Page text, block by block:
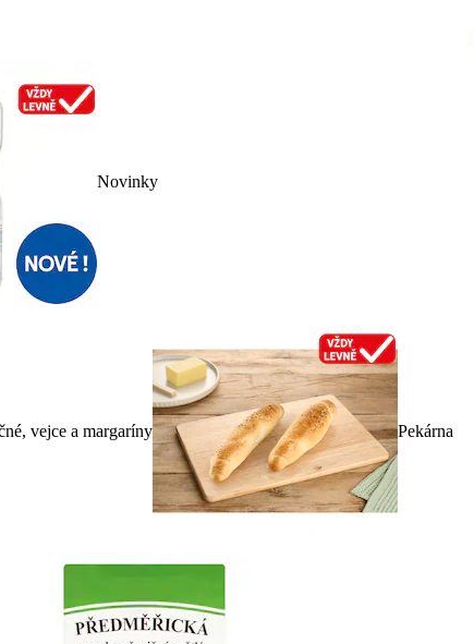
Novinky
vejce a margaríny Pekárna